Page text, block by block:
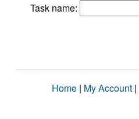
Task name:
Home | My Account |